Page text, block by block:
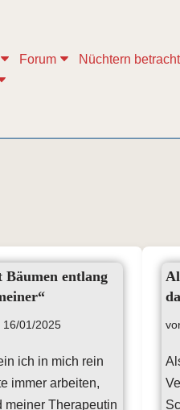
Forum Nüchtern
entlang
16/01/2025
ich in mich rein
immer arbeiten,
meiner Therapeutin